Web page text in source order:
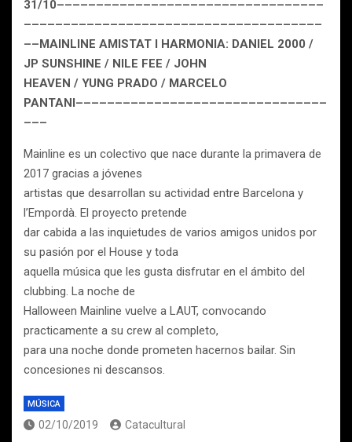
31/10––––––––––––––––––––––––––––––––––
––––––––––––––––––––––––––––––––––––––
––MAINLINE AMISTAT I HARMONIA: DANIEL 2000 /
JP SUNSHINE / NILE FEE / JOHN
HEAVEN / YUNG PRADO / MARCELO
PANTANI––––––––––––––––––––––––––––––––
–––
Mainline es un colectivo que nace durante la primavera de
2017 gracias a jóvenes
artistas que desarrollan su actividad entre Barcelona y
l’Empordà. El proyecto pretende
dar cabida a las inquietudes de varios amigos unidos por
su pasión por el House y toda
aquella música que les gusta disfrutar en el ámbito del
clubbing. La noche de
Halloween Mainline vuelve a LAUT, convocando
practicamente a su crew al completo,
para una noche donde prometen hacernos bailar. Sin
concesiones ni descansos.
MÚSICA
02/10/2019 Catacultural